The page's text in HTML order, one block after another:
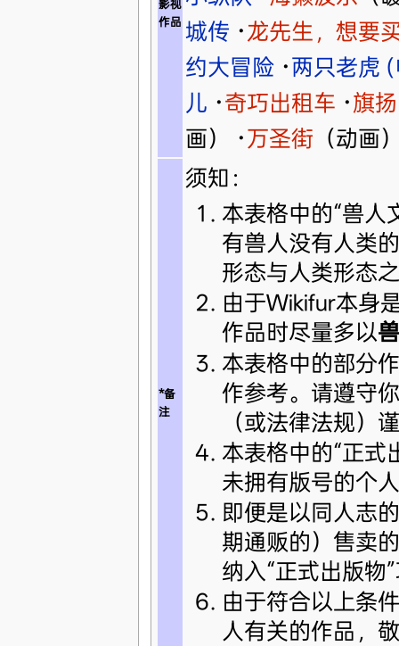
影视
作品 城传 · 龙先生，想要
约大冒险·两只老虎
儿 ·奇巧出租车 ·旗
画）
·万圣街 （动画
*备
注
须知：
本表格中的“兽人
有兽人没有人类
形态与人类形态
由于Wikifur本身
作品时尽量多以
本表格中的部分
作参考。请遵守
（或法律法规）
本表格中的“正式
未拥有版号的个
即便是以同人志
期通贩的）售卖
纳入“正式出版物
由于符合以上条
人有关的作品，